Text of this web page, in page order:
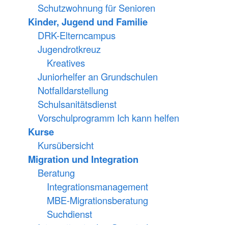
Schutzwohnung für Senioren
Kinder, Jugend und Familie
DRK-Elterncampus
Jugendrotkreuz
Kreatives
Juniorhelfer an Grundschulen
Notfalldarstellung
Schulsanitätsdienst
Vorschulprogramm Ich kann helfen
Kurse
Kursübersicht
Migration und Integration
Beratung
Integrationsmanagement
MBE-Migrationsberatung
Suchdienst